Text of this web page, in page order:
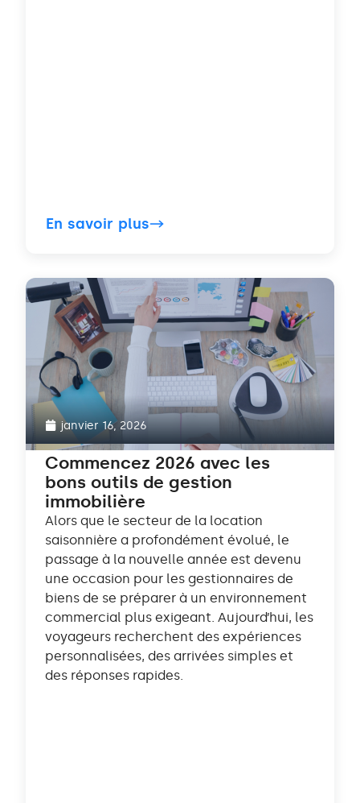
En savoir plus
janvier 16, 2026
Commencez 2026 avec les
bons outils de gestion
immobilière
Alors que le secteur de la location
saisonnière a profondément évolué, le
passage à la nouvelle année est devenu
une occasion pour les gestionnaires de
biens de se préparer à un environnement
commercial plus exigeant. Aujourd’hui, les
voyageurs recherchent des expériences
personnalisées, des arrivées simples et
des réponses rapides.